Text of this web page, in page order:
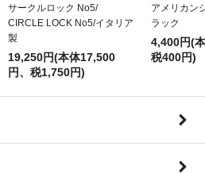
サークルロック No5/
CIRCLE LOCK No5/イタリア
製
19,250円(本体17,500
円、税1,750円)
アメリカ
ラック
4,400円(
税400円)